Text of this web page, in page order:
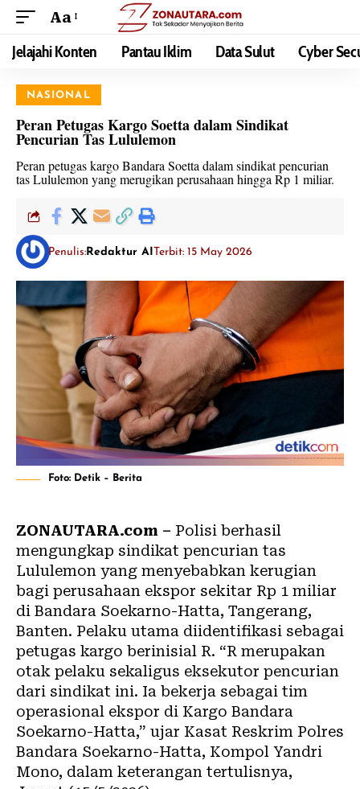
Aa
Jelajahi Konten Pantau Iklim Data Sulut Cyber
NASIONAL
Peran Petugas Kargo Soetta dalam Sindikat
Pencurian Tas Lululemon
Peran petugas kargo Bandara Soetta dalam sindikat pencurian
tas Lululemon yang merugikan perusahaan hingga Rp 1 miliar.
Penulis: Redaktur AITerbit: 15 May 2026
Foto: Detik – Berita
ZONAUTARA.com – Polisi berhasil
mengungkap sindikat pencurian tas
Lululemon yang menyebabkan kerugian
bagi perusahaan ekspor sekitar Rp 1 miliar
di Bandara Soekarno-Hatta, Tangerang,
Banten. Pelaku utama diidentifikasi sebagai
petugas kargo berinisial R. “R merupakan
otak pelaku sekaligus eksekutor pencurian
dari sindikat ini. Ia bekerja sebagai tim
operasional ekspor di Kargo Bandara
Soekarno-Hatta,” ujar Kasat Reskrim Polres
Bandara Soekarno-Hatta, Kompol Yandri
Mono, dalam keterangan tertulisnya,